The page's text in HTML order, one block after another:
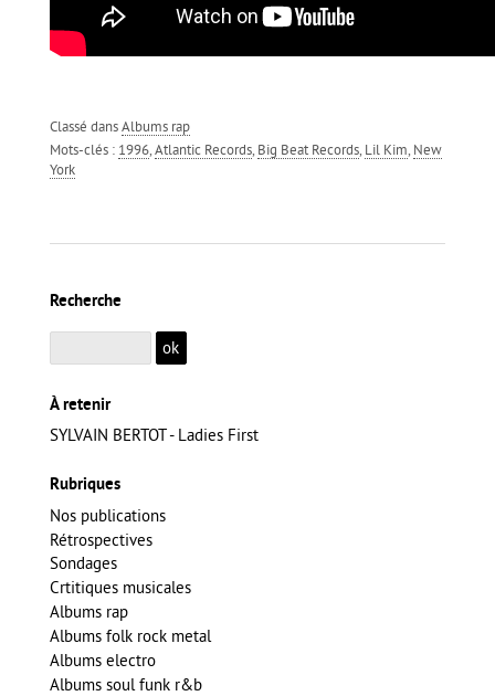
Classé dansAlbums rap
Mots-clés : 1996, Atlantic Records, Big Beat Records, Lil Kim New
York
Recherche
À retenir
SYLVAIN BERTOT - Ladies First
Rubriques
Nos publications
Rétrospectives
Sondages
Crtitiques musicales
Albums rap
Albums folk rock metal
Albums electro
Albums soul funk r&b